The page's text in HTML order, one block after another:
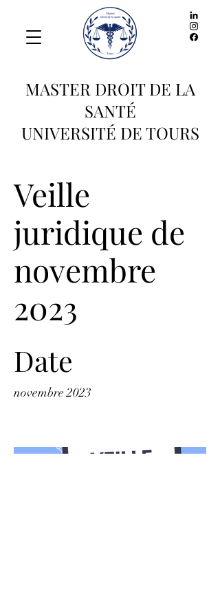
MASTER DROIT DE LA
SANTÉ
UNIVERSITÉ DE TOURS
Veille
juridique de
novembre
2023
Date
novembre 2023